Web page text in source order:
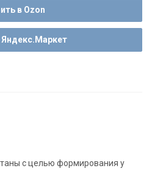
в Ozon
Яндекс.Маркет
с целью формирования у